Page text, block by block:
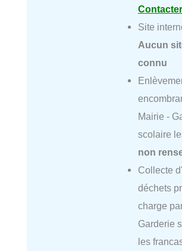
Contacter
Site
Aucun
connu
Mairie -
scolaire
non
Collecte
déchets
charge
Garderie
les